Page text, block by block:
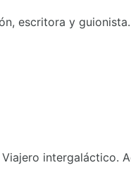
escritora y guionista.
intergaláctico.